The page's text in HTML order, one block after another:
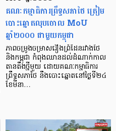
គណៈកម្មាធិការព្រឹទ្ធសភាថៃ ត្រៀម
បោះឆ្នោតលុបចោល MoU
ឆ្នាំ២០០០ ជាមួយកម្ពុជា
ភាពចម្រូងចម្រាសរឿងព្រំដែនរវាងថៃ
និងកម្ពុជា កំពុងឈានដល់ដំណាក់កាល
តានតឹងថ្មីមួយ ដោយគណៈកម្មាធិការ
ព្រឹទ្ធសភាថៃ នឹងបោះឆ្នោតនៅថ្ងៃទី២៤
ខែមីនា…